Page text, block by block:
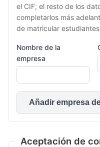
el CIF; el resto de los
completarlos más
de matricular
Nombre de la
empresa
Añadir empresa
Aceptación de